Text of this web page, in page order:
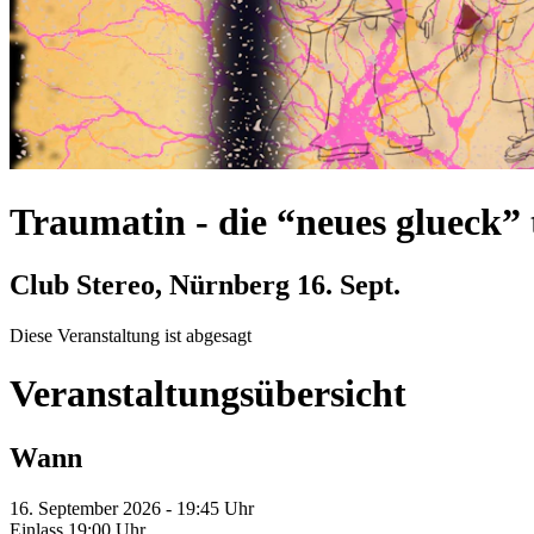
Traumatin - die “neues
Club Stereo, Nürnberg 16. Sept.
Diese Veranstaltung ist abgesagt
Veranstaltungsübersicht
Wann
16. September 2026 - 19:45 Uhr
Einlass 19:00 Uhr